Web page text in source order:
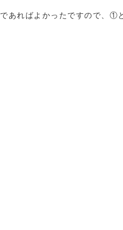
あればよかったですので、①